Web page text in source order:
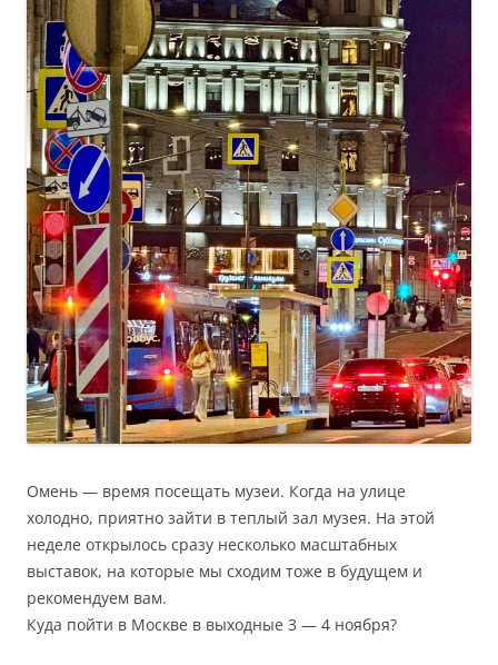
Омень — время посещать музеи. Когда на улице
холодно, приятно зайти в теплый зал музея. На этой
неделе открылось сразу несколько масштабных
выставок, на которые мы сходим тоже в будущем и
рекомендуем вам.
Куда пойти в Москве в выходные 3 — 4 ноября?